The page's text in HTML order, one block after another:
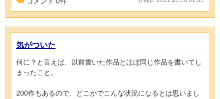
気がついた
何に？と言えば、以前書いた作品とほぼ同じ作品を書いてし
まったこと。
200作もあるので、どこかでこんな状況になるとは思いまし